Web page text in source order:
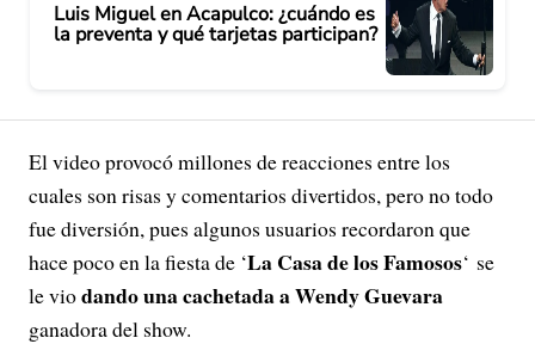
Luis Miguel en Acapulco: ¿cuándo es
la preventa y qué tarjetas participan?
El video provocó millones de reacciones entre los
cuales son risas y comentarios divertidos, pero no todo
fue diversión, pues algunos usuarios recordaron que
hace poco en la fiesta de ‘La Casa de los Famosos‘ se
le viodando una cachetada a Wendy Guevara
ganadora del show.